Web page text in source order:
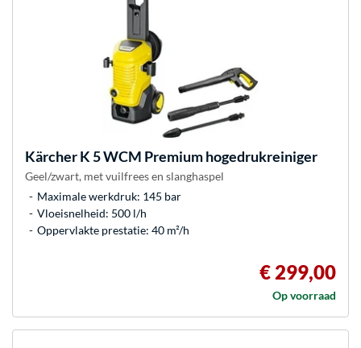
KärcherK 5 WCM Premium hogedrukreiniger
Geel/zwart, met vuilfrees en slanghaspel
Maximale werkdruk: 145 bar
Vloeisnelheid: 500 l/h
Oppervlakte prestatie: 40 m²/h
€ 299,00
Op voorraad